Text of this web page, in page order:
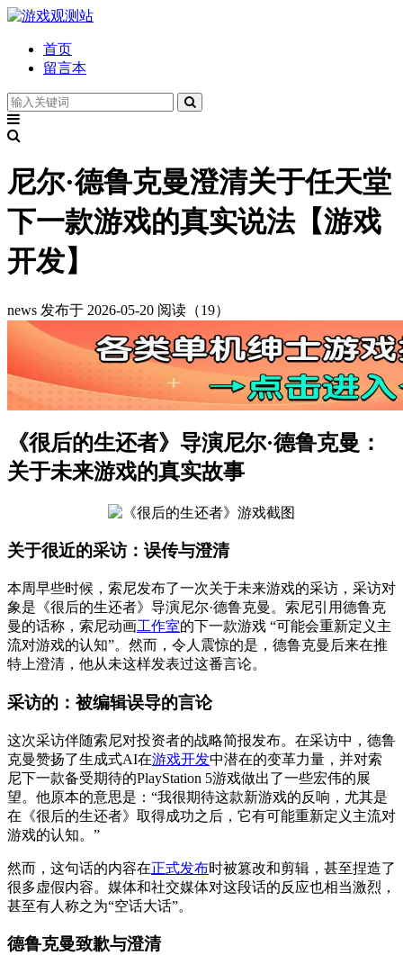
首页
留言本
尼尔·德鲁克曼澄清关于任天堂
下一款游戏的真实说法【游戏
开发】
news 发布于 2026-05-20 阅读（19）
《很后的生还者》导演尼尔·德鲁克曼：
关于未来游戏的真实故事
关于很近的采访：误传与澄清
本周早些时候，索尼发布了一次关于未来游戏的采访，采访对
象是《很后的生还者》导演尼尔·德鲁克曼。索尼引用德鲁克
曼的话称，索尼动画工作室的下一款游戏 “可能会重新定义主
流对游戏的认知”。然而，令人震惊的是，德鲁克曼后来在推
特上澄清，他从未这样发表过这番言论。
采访的：被编辑误导的言论
这次采访伴随索尼对投资者的战略简报发布。在采访中，德鲁
克曼赞扬了生成式AI在游戏开发中潜在的变革力量，并对索
尼下一款备受期待的PlayStation 5游戏做出了一些宏伟的展
望。他原本的意思是：“我很期待这款新游戏的反响，尤其是
在《很后的生还者》取得成功之后，它有可能重新定义主流对
游戏的认知。”
然而，这句话的内容在正式发布时被篡改和剪辑，甚至捏造了
很多虚假内容。媒体和社交媒体对这段话的反应也相当激烈，
甚至有人称之为“空话大话”。
德鲁克曼致歉与澄清